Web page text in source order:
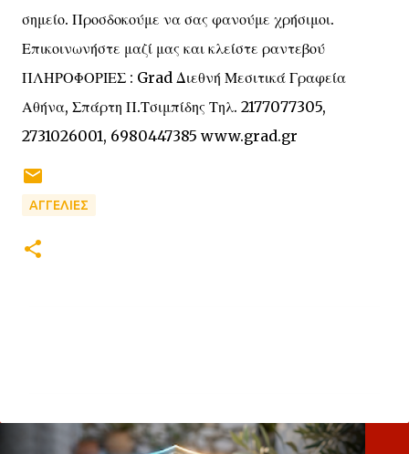
σημείο. Προσδοκούμε να σας φανούμε χρήσιμοι.
Επικοινωνήστε μαζί μας και κλείστε ραντεβού
ΠΛΗΡΟΦΟΡΙΕΣ : Grad Διεθνή Μεσιτικά Γραφεία
Αθήνα, Σπάρτη Π.Τσιμπίδης Τηλ. 2177077305,
2731026001, 6980447385 www.grad.gr
ΑΓΓΕΛΙΕΣ
λ